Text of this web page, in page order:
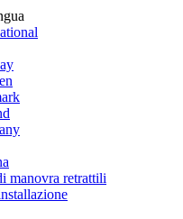
manovra retrattili